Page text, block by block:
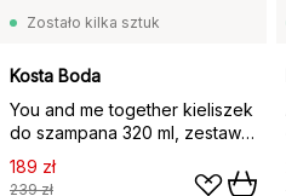
Zostało kilka sztuk
Kosta Boda
You and me together kieliszek
do szampana 320 ml, zestaw 2
szt., Clear / Multi
189 zł
239 zł